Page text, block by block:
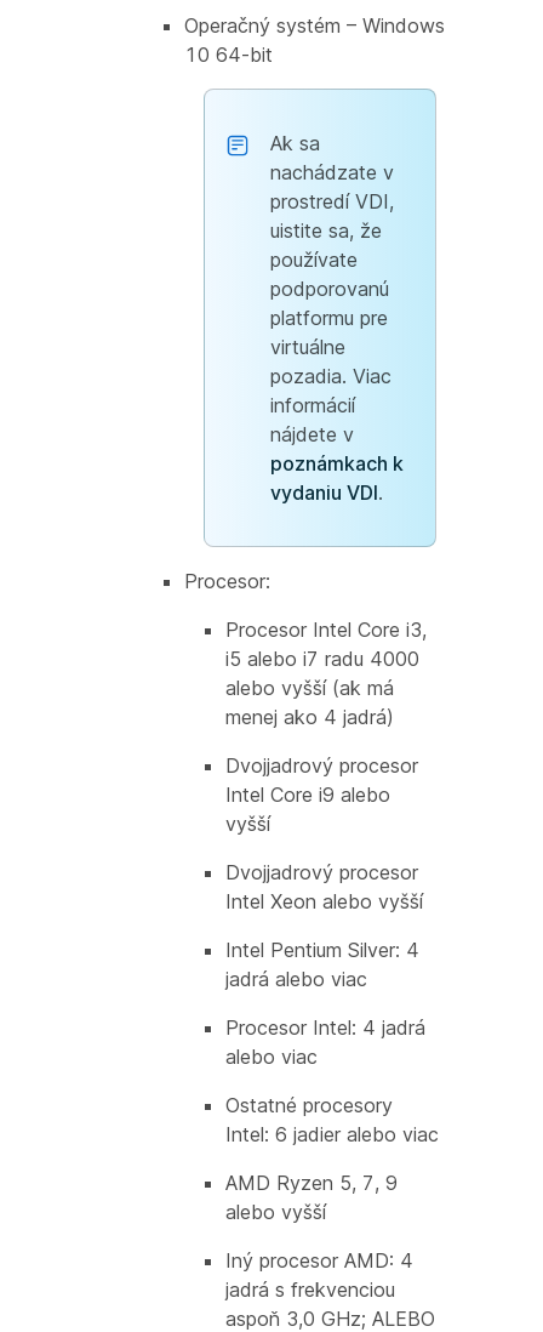
Operačný systém – Windows
10 64-bit
Ak sa
nachádzate v
prostredí VDI,
uistite sa, že
používate
podporovanú
platformu pre
virtuálne
pozadia. Viac
informácií
nájdete v
poznámkach k
vydaniu VDI.
Procesor:
Procesor Intel Core i3,
i5 alebo i7 radu 4000
alebo vyšší (ak má
menej ako 4 jadrá)
Dvojjadrový procesor
Intel Core i9 alebo
vyšší
Dvojjadrový procesor
Intel Xeon alebo vyšší
Intel Pentium Silver: 4
jadrá alebo viac
Procesor Intel: 4 jadrá
alebo viac
Ostatné procesory
Intel: 6 jadier alebo viac
AMD Ryzen 5, 7, 9
alebo vyšší
Iný procesor AMD: 4
jadrá s frekvenciou
aspoň 3,0 GHz; ALEBO